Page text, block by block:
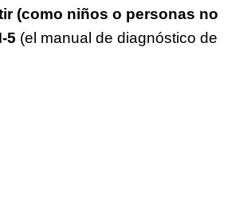
(como niños o personas no
5 (el manual de diagnóstico de